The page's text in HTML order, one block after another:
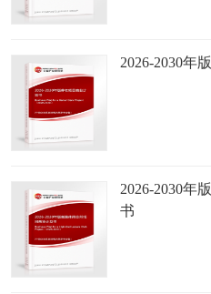
2026-2030年
2026-2030年
书